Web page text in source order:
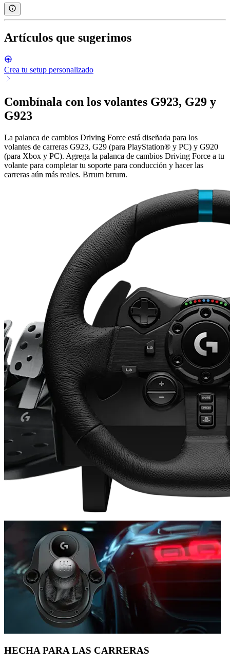
Artículos que sugerimos
Crea tu setup personalizado
Combínala con los volantes G923, G29 y
G923
La palanca de cambios Driving Force está diseñada para los
volantes de carreras G923, G29 (para PlayStation® y PC) y G920
(para Xbox y PC). Agrega la palanca de cambios Driving Force a tu
volante para completar tu soporte para conducción y hacer las
carreras aún más reales. Brrum brrum.
HECHA PARA LAS CARRERAS